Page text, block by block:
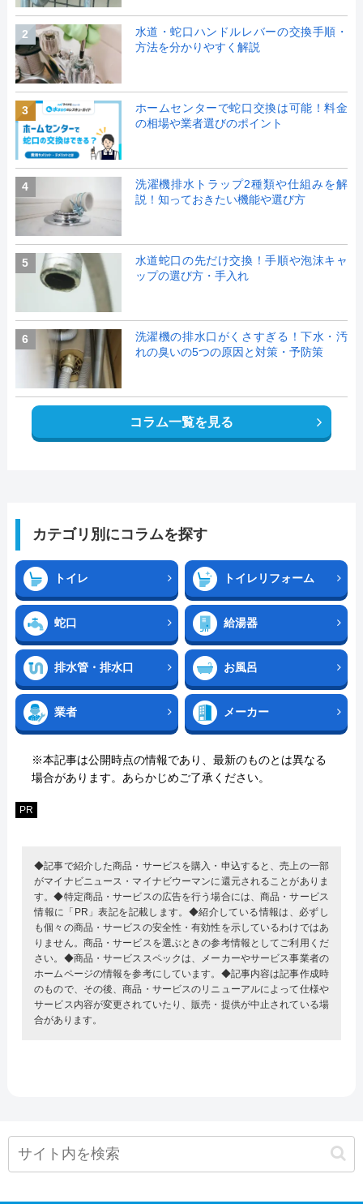
2
水道・蛇口ハンドルレバーの交換手順・
方法を分かりやすく解説
3
ホームセンターで蛇口交換は可能！料金
の相場や業者選びのポイント
4
洗濯機排水トラップ2種類や仕組みを解
説！知っておきたい機能や選び方
5
水道蛇口の先だけ交換！手順や泡沫キャ
ップの選び方・手入れ
6
洗濯機の排水口がくさすぎる！下水・汚
れの臭いの5つの原因と対策・予防策
コラム一覧を見る
カテゴリ別にコラムを探す
トイレ トイレリフォーム
蛇口 給湯器
排水管・排水口 お風呂
業者 メーカー
※本記事は公開時点の情報であり、最新のものとは異なる
場合があります。あらかじめご了承ください。
PR
◆記事で紹介した商品・サービスを購入・申込すると、売上の一部
がマイナビニュース・マイナビウーマンに還元されることがありま
す。◆特定商品・サービスの広告を行う場合には、商品・サービス
情報に「PR」表記を記載します。◆紹介している情報は、必ずし
も個々の商品・サービスの安全性・有効性を示しているわけではあ
りません。商品・サービスを選ぶときの参考情報としてご利用くだ
さい。◆商品・サービススペックは、メーカーやサービス事業者の
ホームページの情報を参考にしています。◆記事内容は記事作成時
のもので、その後、商品・サービスのリニューアルによって仕様や
サービス内容が変更されていたり、販売・提供が中止されている場
合があります。